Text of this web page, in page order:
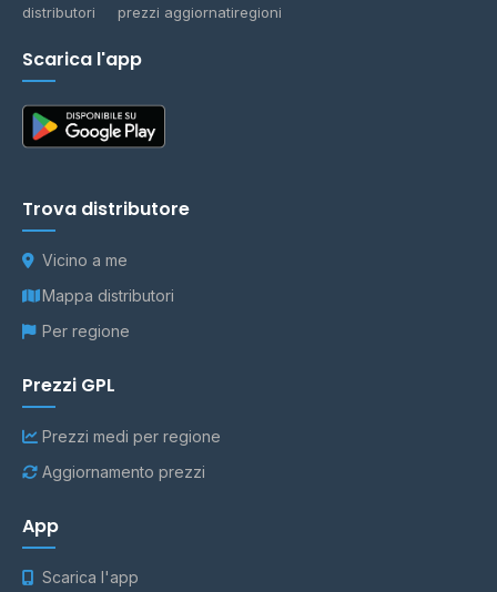
distributori prezzi aggiornatiregioni
Scarica l'app
Trova distributore
Vicino a me
Mappa distributori
Per regione
Prezzi GPL
Prezzi medi per regione
Aggiornamento prezzi
App
Scarica l'app